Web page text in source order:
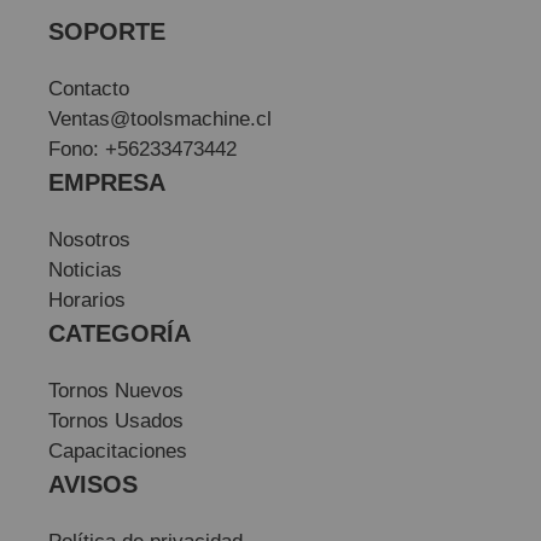
SOPORTE
Contacto
Ventas@toolsmachine.cl
Fono: +56233473442
EMPRESA
Nosotros
Noticias
Horarios
CATEGORÍA
Tornos Nuevos
Tornos Usados
Capacitaciones
AVISOS